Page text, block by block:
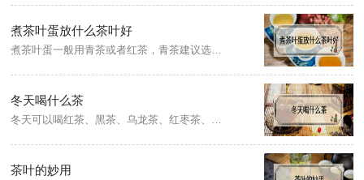
煮茶叶蛋放什么茶叶好
冬天喝什么茶
茶叶的妙用